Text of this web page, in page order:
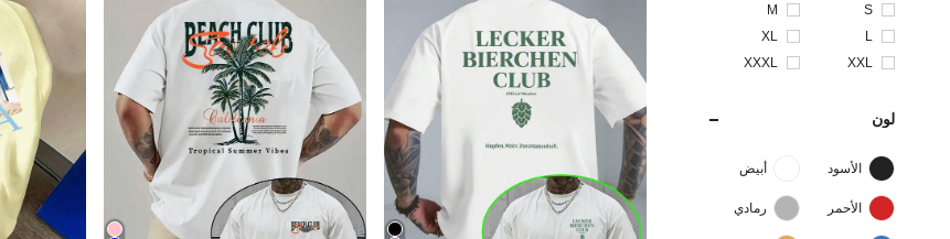
S
M
L
XL
XXL
XXXL
لون
الأسود أبيض
الأحمر رمادي